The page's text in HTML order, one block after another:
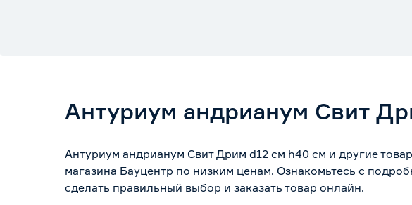
Антуриум андрианум Свит
Антуриум андрианум Свит Дрим d12 см h40 см и другие
магазина Бауцентр по низким ценам. Ознакомьтесь с
сделать правильный выбор и заказать товар онлайн.